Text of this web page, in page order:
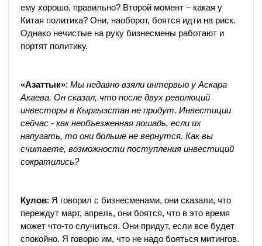
ему хорошо, правильно? Второй момент – какая у
Китая политика? Они, наоборот, боятся идти на риск.
Однако нечистые на руку бизнесмены работают и
портят политику.
«Азаттык»: Мы недавно взяли интервью у Аскара
Акаева. Он сказал, что после двух революций
инвесторы в Кыргызстан не придут. Инвестиции
сейчас - как необъезженная лошадь, если их
напугать, то они больше не вернутся. Как вы
считаете, возможности поступления инвестиций
сократились?
Кулов: Я говорил с бизнесменами, они сказали, что
переждут март, апрель, они боятся, что в это время
может что-то случиться. Они придут, если все будет
спокойно. Я говорю им, что не надо бояться митингов.